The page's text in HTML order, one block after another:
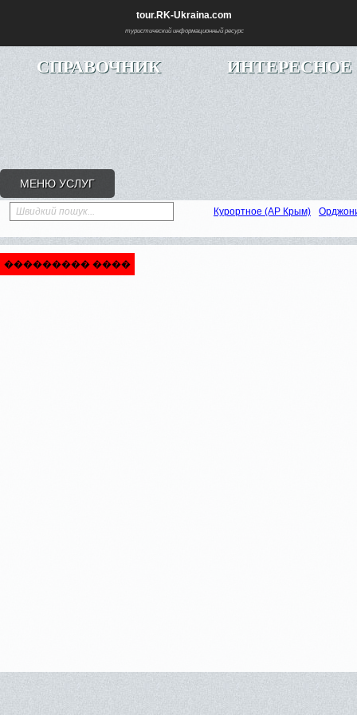
tour.RK-Ukraina.com
туристический информационный ресурс
СПРАВОЧНИК ИНТЕРЕСНОЕ
МЕНЮ УСЛУГ
Швидкий пошук... Курортное (АР Крым)
��������� ����